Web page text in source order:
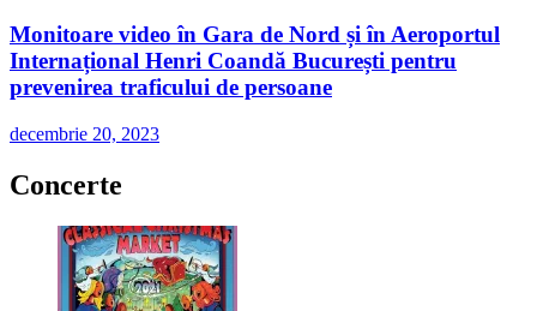
Monitoare video în Gara de Nord și în Aeroportul
Internațional Henri Coandă București pentru
prevenirea traficului de persoane
decembrie 20, 2023
Concerte